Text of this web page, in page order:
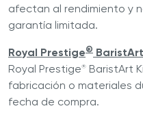
afectan al rendimiento y
garantía limitada.
Royal Prestige®
Royal Prestige® BaristArt
fabricación o materiales
fecha de compra.